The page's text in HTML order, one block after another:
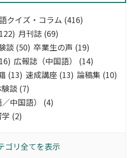
クイズ・コラム (416)
月刊誌 (69)
談 (50) 卒業生の声 (19)
広報誌（中国語） (14)
(13) 速成講座 (13) 論稿集 (10)
談 (7)
中国語） (4)
(2)
ゴリ全てを表示